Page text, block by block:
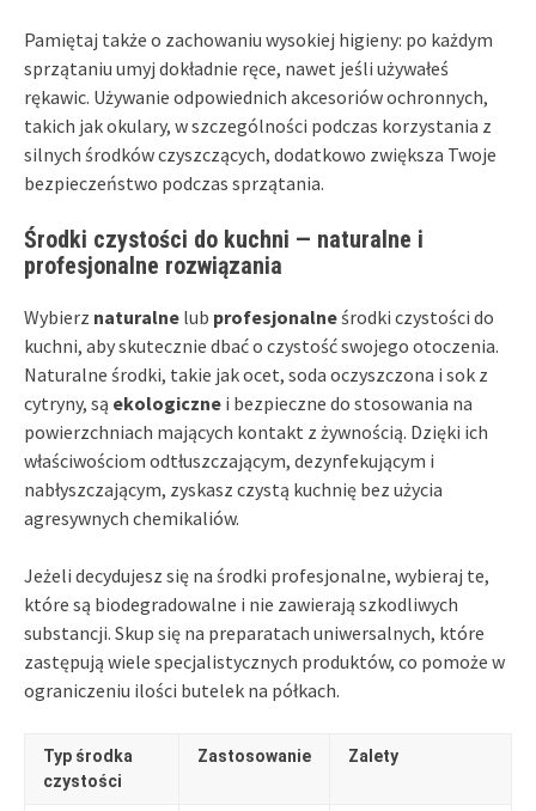
Pamiętaj także o zachowaniu wysokiej higieny: po każdym
sprzątaniu umyj dokładnie ręce, nawet jeśli używałeś
rękawic. Używanie odpowiednich akcesoriów ochronnych,
takich jak okulary, w szczególności podczas korzystania z
silnych środków czyszczących, dodatkowo zwiększa Twoje
bezpieczeństwo podczas sprzątania.
Środki czystości do kuchni — naturalne i
profesjonalne rozwiązania
Wybierz naturalne lub profesjonalneśrodki czystości do
kuchni, aby skutecznie dbać o czystość swojego otoczenia.
Naturalne środki, takie jak ocet, soda oczyszczona i sok z
cytryny, są ekologiczne i bezpieczne do stosowania na
powierzchniach mających kontakt z żywnością. Dzięki ich
właściwościom odtłuszczającym, dezynfekującym i
nabłyszczającym, zyskasz czystą kuchnię bez użycia
agresywnych chemikaliów.
Jeżeli decydujesz się na środki profesjonalne, wybieraj te,
które są biodegradowalne i nie zawierają szkodliwych
substancji. Skup się na preparatach uniwersalnych, które
zastępują wiele specjalistycznych produktów, co pomoże w
ograniczeniu ilości butelek na półkach.
Typ środka
czystości
Zastosowanie Zalety